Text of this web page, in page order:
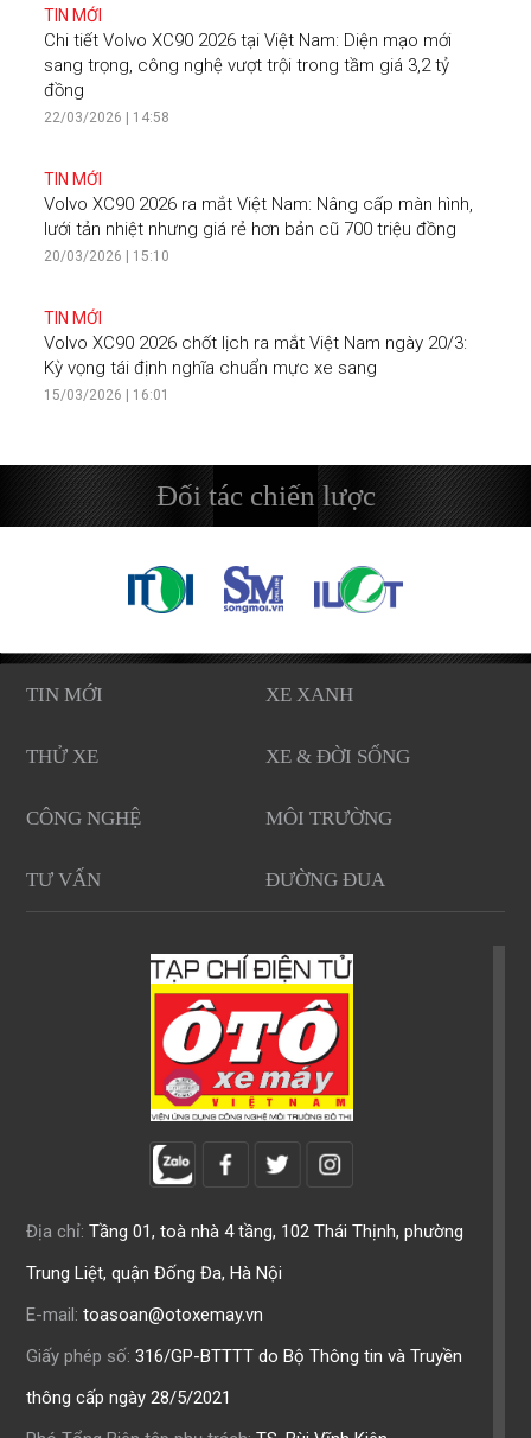
TIN MỚI
Chi tiết Volvo XC90 2026 tại Việt Nam: Diện mạo mới
sang trọng, công nghệ vượt trội trong tầm giá 3,2 tỷ
đồng
22/03/2026 | 14:58
TIN MỚI
Volvo XC90 2026 ra mắt Việt Nam: Nâng cấp màn hình,
lưới tản nhiệt nhưng giá rẻ hơn bản cũ 700 triệu đồng
20/03/2026 | 15:10
TIN MỚI
Volvo XC90 2026 chốt lịch ra mắt Việt Nam ngày 20/3:
Kỳ vọng tái định nghĩa chuẩn mực xe sang
15/03/2026 | 16:01
Đối tác chiến lược
TIN MỚI XE XANH
THỬ XE XE & ĐỜI SỐNG
CÔNG NGHỆ MÔI TRƯỜNG
TƯ VẤN ĐƯỜNG ĐUA
Địa chỉ: Tầng 01, toà nhà 4 tầng, 102 Thái Thịnh, phường
Trung Liệt, quận Đống Đa, Hà Nội
E-mail: toasoan@otoxemay.vn
Giấy phép số: 316/GP-BTTTT do Bộ Thông tin và Truyền
thông cấp ngày 28/5/2021